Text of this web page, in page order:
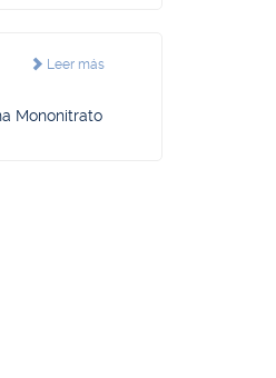
Leer más
Mononitrato